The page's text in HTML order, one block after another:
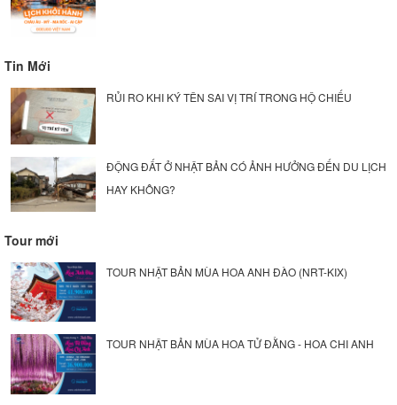
Tin Mới
RỦI RO KHI KÝ TÊN SAI VỊ TRÍ TRONG HỘ CHIẾU
ĐỘNG ĐẤT Ở NHẬT BẢN CÓ ẢNH HƯỞNG ĐẾN DU LỊCH
HAY KHÔNG?
Tour mới
TOUR NHẬT BẢN MÙA HOA ANH ĐÀO (NRT-KIX)
TOUR NHẬT BẢN MÙA HOA TỬ ĐẰNG - HOA CHI ANH